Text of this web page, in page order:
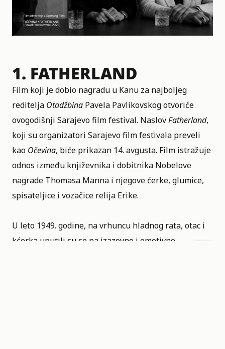
1. FATHERLAND
Film koji je dobio nagradu u Kanu za najboljeg
reditelja Otadžbina Pavela Pavlikovskog otvoriće
ovogodišnji Sarajevo film festival. NaslovFatherland,
koji su organizatori Sarajevo film festivala preveli
kao Očevina, biće prikazan 14. avgusta. Film istražuje
odnos između književnika i dobitnika Nobelove
nagrade Thomasa Manna i njegove ćerke, glumice,
spisateljice i vozačice relija Erike.
U leto 1949. godine, na vrhuncu hladnog rata, otac i
kćerka uputili su se na izazovno i emotivno